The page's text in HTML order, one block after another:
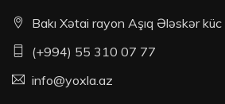
Bakı Xətai rayon Aşıq Ələskər
(+994) 55 310 07 77
info@yoxla.az